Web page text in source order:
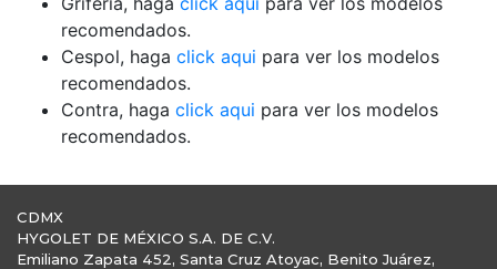
recomendados.
Cespol, haga click aqui para ver los modelos
recomendados.
Contra, haga click aqui para ver los modelos
recomendados.
CDMX
HYGOLET DE MÉXICO S.A. DE C.V.
Emiliano Zapata 452, Santa Cruz Atoyac, Benito Juárez,